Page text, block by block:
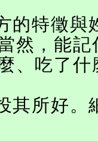
的特徵與
然，能
、吃了
其所好。